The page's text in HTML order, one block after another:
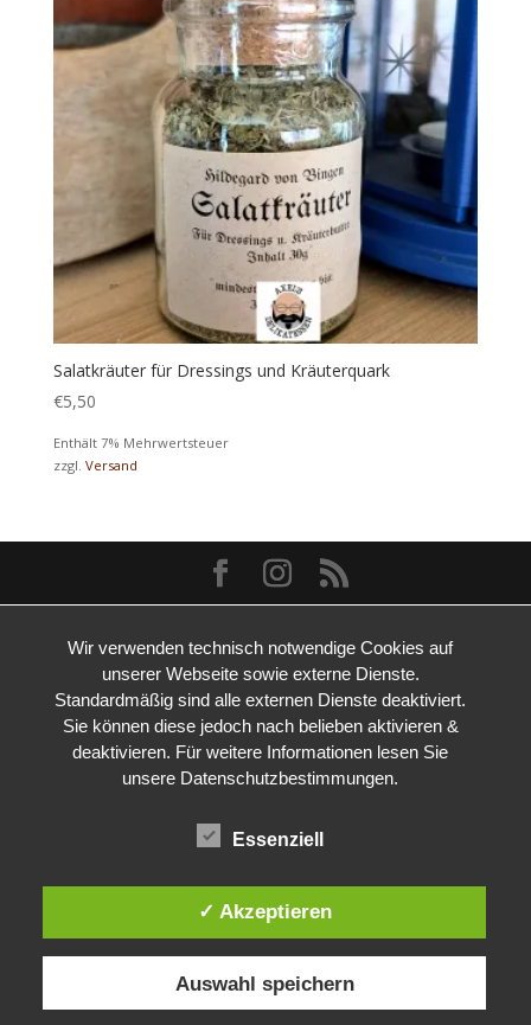
Salatkräuter für Dressings und Kräuterquark
€5,50
Enthält 7% Mehrwertsteuer
zzgl. Versand
Wir verwenden technisch notwendige Cookies auf
unserer Webseite sowie externe Dienste.
Standardmäßig sind alle externen Dienste deaktiviert.
Sie können diese jedoch nach belieben aktivieren &
deaktivieren. Für weitere Informationen lesen Sie
unsere Datenschutzbestimmungen.
Essenziell
✓ Akzeptieren
Auswahl speichern